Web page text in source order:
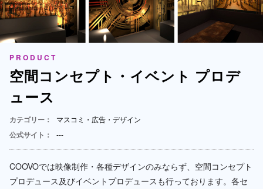
PRODUCT
空間コンセプト・イベント プロデ
ュース
カテゴリー： マスコミ・広告・デザイン
公式サイト： ---
COOVOでは映像制作・各種デザインのみならず、空間コンセプト
プロデュース及びイベントプロデュースも行っております。各セ